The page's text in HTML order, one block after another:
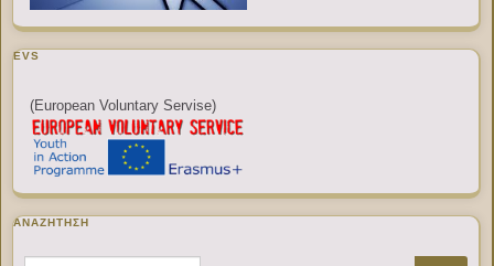
EVS
(European Voluntary Servise)
ΑΝΑΖΉΤΗΣΗ